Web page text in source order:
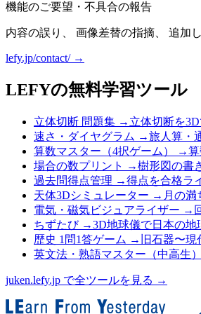
機能のご要望・不具合の報告
内容の誤り、 画像差替の指摘、 追加
lefy.jp/contact/ →
LEFYの無料学習ツール
立体切断 問題集 → 立体切断を
速さ・ダイヤグラム →旅人算・
算数マスター（4択ゲーム）
→
場合の数プリント
→樹形図の書
過去問得点管理 →得点を合格ラ
天体3Dシミュレーター → 月の満
電気・磁気ビジュアライザー →
ちずたび→3D地球儀で日本の地
歴史 1問1答ゲーム → 旧石器〜
英文法・熟語マスター（中高生）
juken.lefy.jp で全ツールを見る →